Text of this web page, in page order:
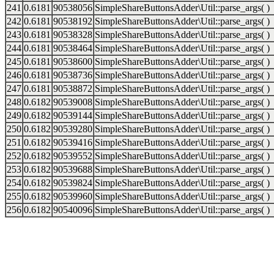
241 0.6181 90538056 SimpleShareButtonsAdder\Util::parse_args( )
242 0.6181 90538192 SimpleShareButtonsAdder\Util::parse_args( )
243 0.6181 90538328 SimpleShareButtonsAdder\Util::parse_args( )
244 0.6181 90538464 SimpleShareButtonsAdder\Util::parse_args( )
245 0.6181 90538600 SimpleShareButtonsAdder\Util::parse_args( )
246 0.6181 90538736 SimpleShareButtonsAdder\Util::parse_args( )
247 0.6181 90538872 SimpleShareButtonsAdder\Util::parse_args( )
248 0.6182 90539008 SimpleShareButtonsAdder\Util::parse_args( )
249 0.6182 90539144 SimpleShareButtonsAdder\Util::parse_args( )
250 0.6182 90539280 SimpleShareButtonsAdder\Util::parse_args( )
251 0.6182 90539416 SimpleShareButtonsAdder\Util::parse_args( )
252 0.6182 90539552 SimpleShareButtonsAdder\Util::parse_args( )
253 0.6182 90539688 SimpleShareButtonsAdder\Util::parse_args( )
254 0.6182 90539824 SimpleShareButtonsAdder\Util::parse_args( )
255 0.6182 90539960 SimpleShareButtonsAdder\Util::parse_args( )
256 0.6182 90540096 SimpleShareButtonsAdder\Util::parse_args( )